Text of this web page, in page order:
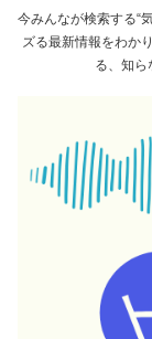
今みんなが検索する“
ズる最新情報をわか
る、知ら